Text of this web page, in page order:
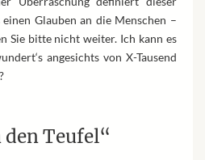
Glauben an die Menschen –
Sie bitte nicht weiter. Ich kann es
angesichts von X-Tausend
Teufel“